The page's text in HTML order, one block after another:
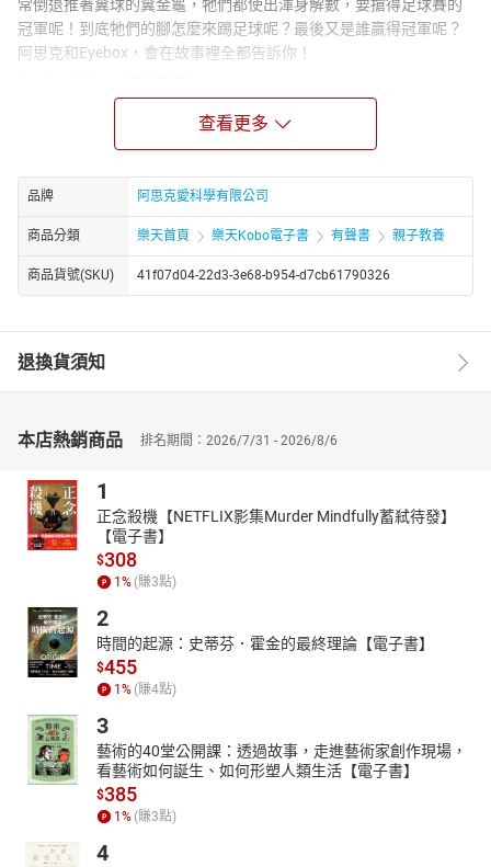
常倒退推著糞球的糞金龜，牠們都使出渾身解數，要搶得足球賽的
冠軍呢！到底牠們的腳怎麼來踢足球呢？最後又是誰贏得冠軍呢？
阿思克和Eyebox，會在故事裡全都告訴你！
全台灣最資深的兒童科普雜誌企劃、編劇，由知名聲優生動演出，
安排主角《阿思克》和《Eyebox》為孩子演說精彩的科學故事。
主題曲與開場
昆蟲足球賽開打嘍！
怪怪的多腳一族
查看更多
品牌 阿思克愛科學有限公司
商品分類 樂天首頁 樂天Kobo電子書 有聲書 親子教養
商品貨號(SKU) 41f07d04-22d3-3e68-b954-d7cb61790326
退換貨須知
本店熱銷商品 排名期間：2026/7/31 - 2026/8/6
1
正念殺機【NETFLIX影集Murder Mindfully蓄弒待發】
【電子書】
$308
1 % (賺3點)
2
時間的起源：史蒂芬．霍金的最終理論【電子書】
$455
1 % (賺4點)
3
藝術的40堂公開課：透過故事，走進藝術家創作現場，
看藝術如何誕生、如何形塑人類生活【電子書】
$385
1 % (賺3點)
4